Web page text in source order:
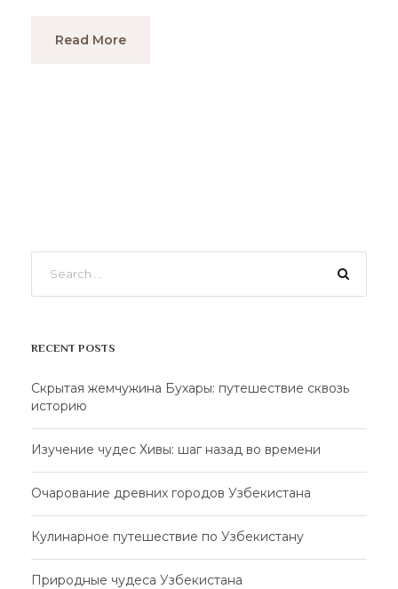
Read More
RECENT POSTS
Скрытая жемчужина Бухары: путешествие сквозь
историю
Изучение чудес Хивы: шаг назад во времени
Очарование древних городов Узбекистана
Кулинарное путешествие по Узбекистану
Природные чудеса Узбекистана